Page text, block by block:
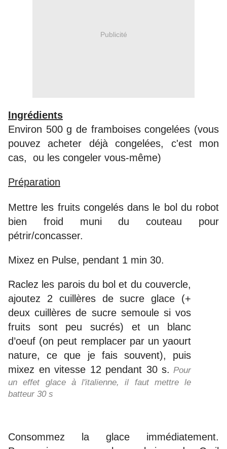
Publicité
Ingrédients
Environ 500 g de framboises congelées (vous
pouvez acheter déjà congelées, c'est mon
cas, ou les congeler vous-même)
Préparation
Mettre les fruits congelés dans le bol du robot
bien froid muni du couteau pour
pétrir/concasser.
Mixez en Pulse, pendant 1 min 30.
Raclez les parois du bol et du couvercle,
ajoutez 2 cuillères de sucre glace (+
deux cuillères de sucre semoule si vos
fruits sont peu sucrés) et un blanc
d’oeuf (on peut remplacer par un yaourt
nature, ce que je fais souvent), puis
mixez en vitesse 12 pendant 30 s. Pour
un effet glace à l'italienne, il faut mettre le
batteur 30 s
Consommez la glace immédiatement.